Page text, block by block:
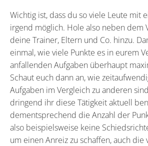
Wichtig ist, dass du so viele Leute mit
irgend möglich. Hole also neben dem
deine Trainer, Eltern und Co. hinzu.
einmal, wie viele Punkte es in eurem
anfallenden Aufgaben überhaupt
Schaut euch dann an, wie
Aufgaben im Vergleich zu anderen
dringend ihr diese Tätigkeit aktuell
dementsprechend die Anzahl der
also beispielsweise keine
um einen Anreiz zu schaffen, auch die